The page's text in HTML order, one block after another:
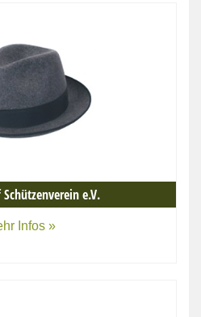
e.V.
Infos »